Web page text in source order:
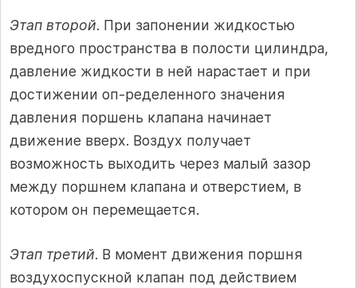
Этап второй. При запонении жидкостью
вредного пространства в полости цилиндра,
давление жидкости в ней нарастает и при
достижении оп-ределенного значения
давления поршень клапана начинает
движение вверх. Воздух получает
возможность выходить через малый зазор
между поршнем клапана и отверстием, в
котором он перемещается.
Этап третий. В момент движения поршня
воздухоспускной клапан под действием